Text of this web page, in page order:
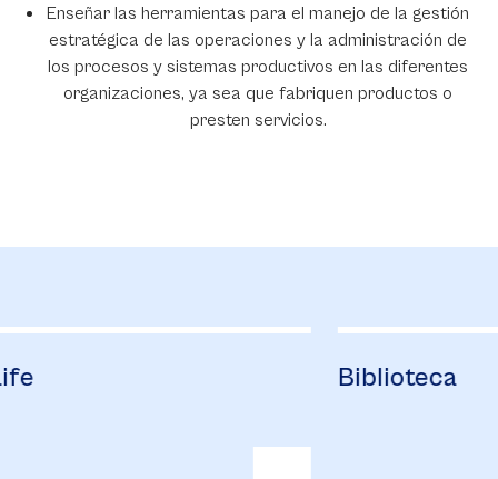
Enseñar las herramientas para el manejo de la gestión
estratégica de las operaciones y la administración de
los procesos y sistemas productivos en las diferentes
organizaciones, ya sea que fabriquen productos o
presten servicios.
Biblioteca